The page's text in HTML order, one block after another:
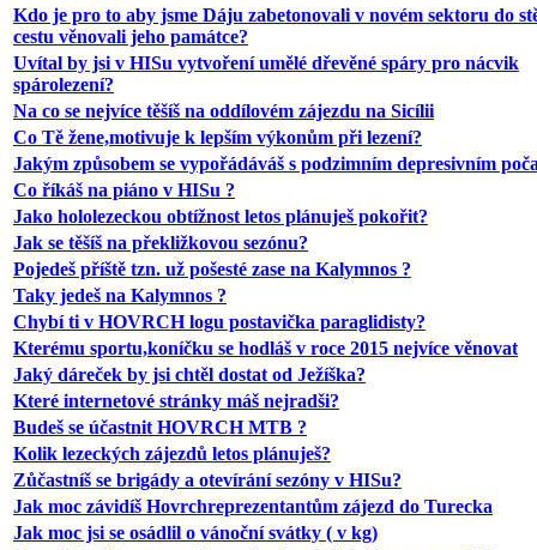
Kdo je pro to aby jsme Dáju zabetonovali v novém sektoru do
cestu věnovali jeho památce?
Uvítal by jsi v HISu vytvoření umělé dřevěné spáry pro nácvik
spárolezení?
Na co se nejvíce těšíš na oddílovém zájezdu na Sicílii
Co Tě žene,motivuje k lepším výkonům při lezení?
Jakým způsobem se vypořádáváš s podzimním depresivním
Co říkáš na piáno v HISu ?
Jako hololezeckou obtížnost letos plánuješ pokořit?
Jak se těšíš na překližkovou sezónu?
Pojedeš příště tzn. už pošesté zase na Kalymnos ?
Taky jedeš na Kalymnos ?
Chybí ti v HOVRCH logu postavička paraglidisty?
Kterému sportu,koníčku se hodláš v roce 2015 nejvíce věnovat
Jaký dáreček by jsi chtěl dostat od Ježíška?
Které internetové stránky máš nejradši?
Budeš se účastnit HOVRCH MTB ?
Kolik lezeckých zájezdů letos plánuješ?
Zůčastníš se brigády a otevírání sezóny v HISu?
Jak moc závidíš Hovrchreprezentantům zájezd do Turecka
Jak moc jsi se osádlil o vánoční svátky ( v kg)